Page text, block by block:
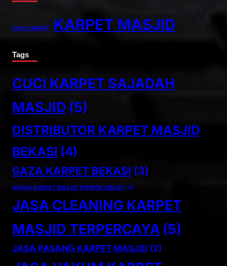
CUCI KARPET KARPET MASJID
Tags
CUCI KARPET SAJADAH
MASJID (5)
DISTRIBUTOR KARPET MASJID
BEKASI (4)
GAZA KARPET BEKASI (3)
HARGA KARPET MASJID PONDOK MELATI (1)
JASA CLEANING KARPET
MASJID TERPERCAYA (5)
JASA PASANG KARPET MASJID (2)